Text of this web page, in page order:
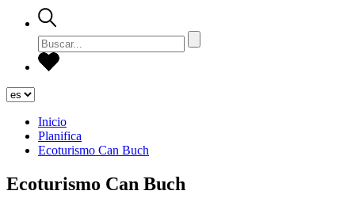
Inicio
Planifica
Ecoturismo Can Buch
Ecoturismo Can Buch